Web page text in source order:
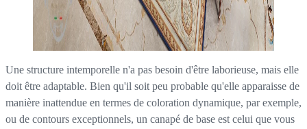
Une structure intemporelle n'a pas besoin d'être laborieuse, mais elle
doit être adaptable. Bien qu'il soit peu probable qu'elle apparaisse de
manière inattendue en termes de coloration dynamique, par exemple,
ou de contours exceptionnels, un canapé de base est celui que vous